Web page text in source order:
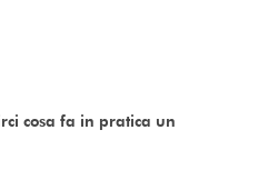
cosa fa in pratica un